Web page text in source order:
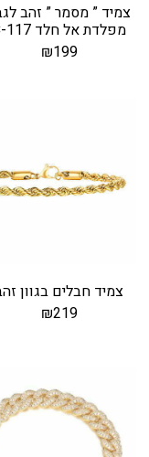
צמיד ” מסמר ” זהב
מפלדת אל חלד C-117
₪199
צמיד חבלים בגוון
₪219